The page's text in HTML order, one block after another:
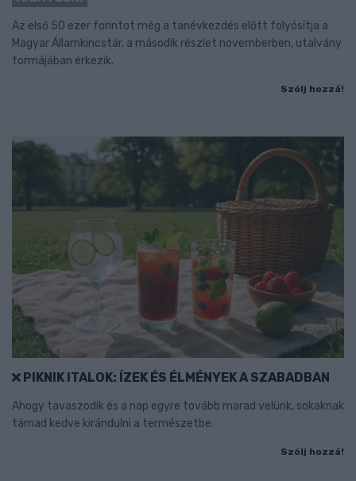
Az első 50 ezer forintot még a tanévkezdés előtt folyósítja a
Magyar Államkincstár, a második részlet novemberben, utalvány
formájában érkezik.
Szólj hozzá!
PIKNIK ITALOK: ÍZEK ÉS ÉLMÉNYEK A SZABADBAN
Ahogy tavaszodik és a nap egyre tovább marad velünk, sokaknak
támad kedve kirándulni a természetbe.
Szólj hozzá!